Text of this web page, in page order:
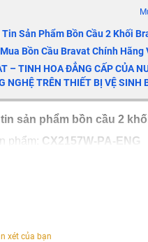
Sản Phẩm Bồn Cầu 2 Khối
Bồn Cầu Bravat Chính Hãng
– TINH HOA ĐẲNG CẤP CỦA
NGHỆ TRÊN THIẾT BỊ VỆ SINH
sản phẩm bồn cầu 2
phẩm: CX2157W-PA-ENG
xét của bạn